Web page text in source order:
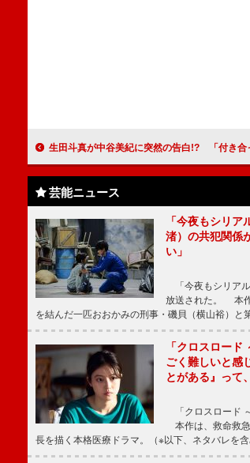
生田斗真が中谷美紀に突然の告白!? 「付き合ってくださいと言いそうにな
芸能ニュース
「今夜もシリ
渚）の共犯関係
い」
「今夜もシリア
放送された。 本作
を結んだ一匹おおかみの刑事・磯貝（横山裕）と
「クロスロー
ごく難しいと感
とがある』って
「クロスロード
本作は、救命救
長を描く本格医療ドラマ。（※以下、ネタバレ